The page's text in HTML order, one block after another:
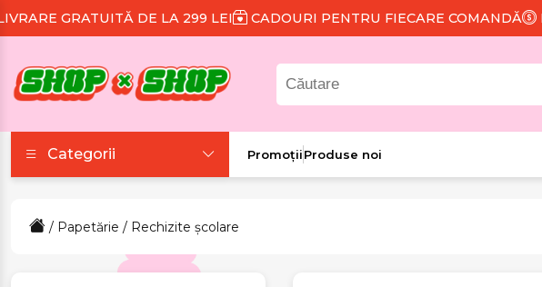
DE LA 299 LEI CADOURI PENTRU FIECARE COMANDĂ REDUCERE 15%
Categorii
Colecții tematice
PromoțiiProduse noi
/ Papetărie / Rechizite școlare